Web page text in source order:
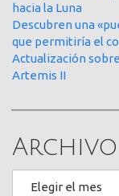
hacia la Luna
Descubren una
que permitiría el
Actualización
Artemis II
Archivo